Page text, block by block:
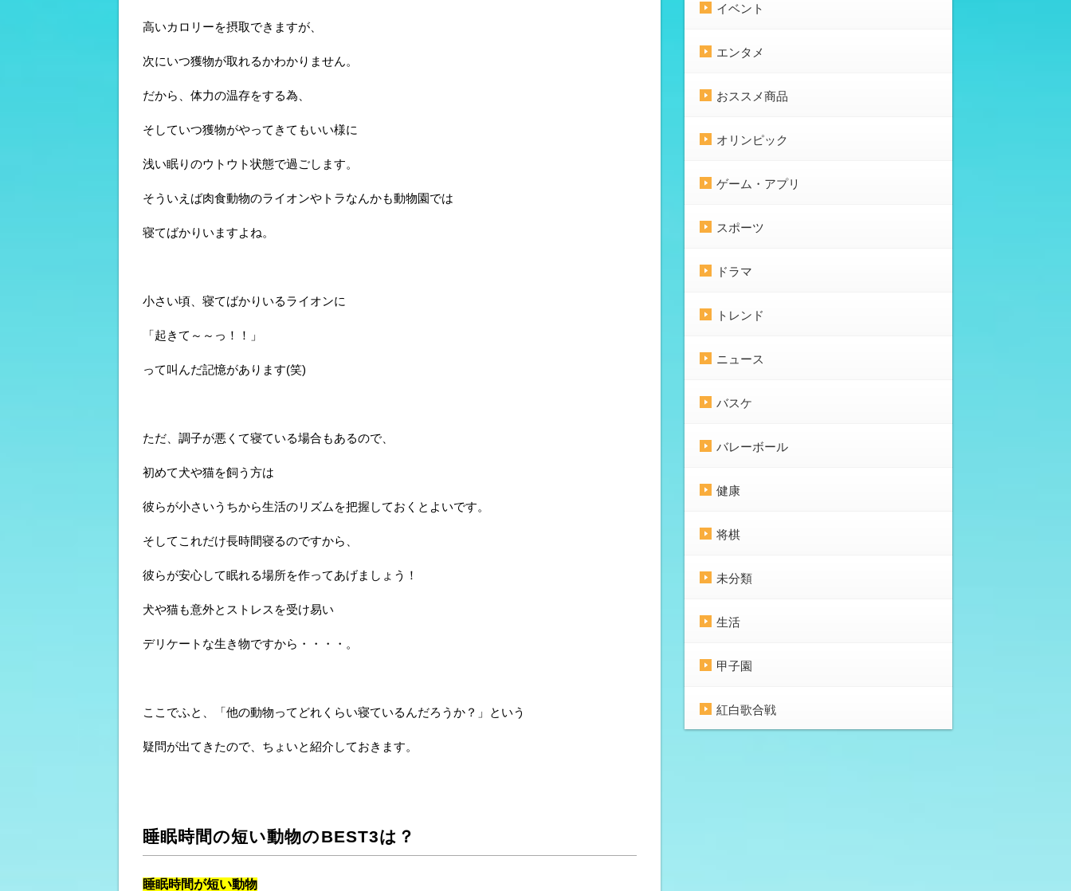
高いカロリーを摂取できますが、
次にいつ獲物が取れるかわかりません。
だから、体力の温存をする為、
そしていつ獲物がやってきてもいい様に
浅い眠りのウトウト状態で過ごします。
そういえば肉食動物のライオンやトラなんかも動物園では
寝てばかりいますよね。
小さい頃、寝てばかりいるライオンに
「起きて～～っ！！」
って叫んだ記憶があります(笑)
ただ、調子が悪くて寝ている場合もあるので、
初めて犬や猫を飼う方は
彼らが小さいうちから生活のリズムを把握しておくとよいです。
そしてこれだけ長時間寝るのですから、
彼らが安心して眠れる場所を作ってあげましょう！
犬や猫も意外とストレスを受け易い
デリケートな生き物ですから・・・・。
ここでふと、「他の動物ってどれくらい寝ているんだろうか？」という
疑問が出てきたので、ちょいと紹介しておきます。
睡眠時間の短い動物のBEST3は？
睡眠時間が短い動物
イベント
エンタメ
おススメ商品
オリンピック
ゲーム・アプリ
スポーツ
ドラマ
トレンド
ニュース
バスケ
バレーボール
健康
将棋
未分類
生活
甲子園
紅白歌合戦